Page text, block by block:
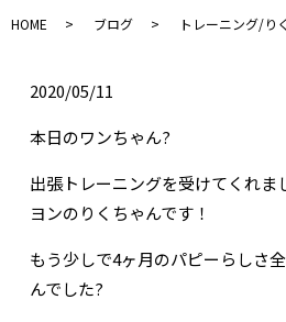
HOME ブログ トレーニング/り
2020/05/11
本日のワンちゃん?
出張トレーニングを受けてくれま
ヨンのりくちゃんです！
もう少しで4ヶ月のパピーらしさ
んでした?